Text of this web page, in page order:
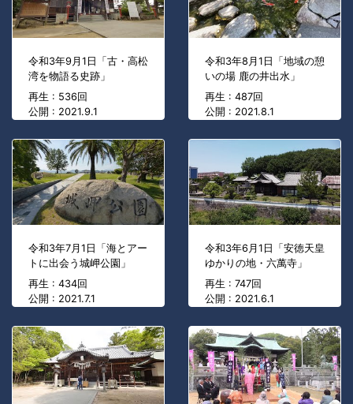
令和3年9月1日「古・高松
湾を物語る史跡」
再生 : 536回
公開 : 2021.9.1
令和3年8月1日「地域の憩
いの場 鹿の井出水」
再生 : 487回
公開 : 2021.8.1
令和3年7月1日「海とアー
トに出会う城岬公園」
再生 : 434回
公開 : 2021.7.1
令和3年6月1日「安徳天皇
ゆかりの地・六萬寺」
再生 : 747回
公開 : 2021.6.1